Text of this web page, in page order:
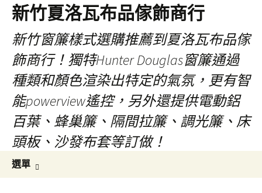
新竹夏洛瓦布品傢飾商行
新竹窗簾樣式選購推薦到夏洛瓦布品傢
飾商行！獨特Hunter Douglas窗簾通過
種類和顏色渲染出特定的氣氛，更有智
能powerview遙控，另外還提供電動鋁
百葉、蜂巢簾、隔間拉簾、調光簾、床
頭板、沙發布套等訂做！
選單